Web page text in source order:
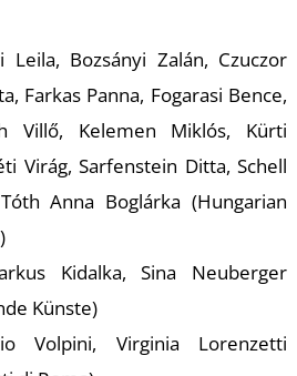
Bozsányi Zalán, Czuczor
Farkas Panna, Fogarasi Bence,
Villő, Kelemen Miklós, Kürti
Virág, Sarfenstein Ditta, Schell
Anna Boglárka (Hungarian
Kidalka, Sina Neuberger
Künste)
Volpini, Virginia Lorenzetti